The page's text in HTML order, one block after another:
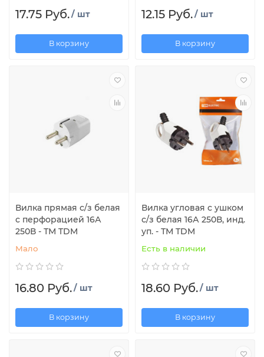
17.75 Руб./ шт
В корзину
12.15 Руб./ шт
В корзину
Вилка прямая с/з белая
с перфорацией 16А
250В - ТМ TDM
Мало
16.80 Руб./ шт
В корзину
Вилка угловая с ушком
с/з белая 16А 250В, инд.
уп. - ТМ TDM
Есть в наличии
18.60 Руб./ шт
В корзину